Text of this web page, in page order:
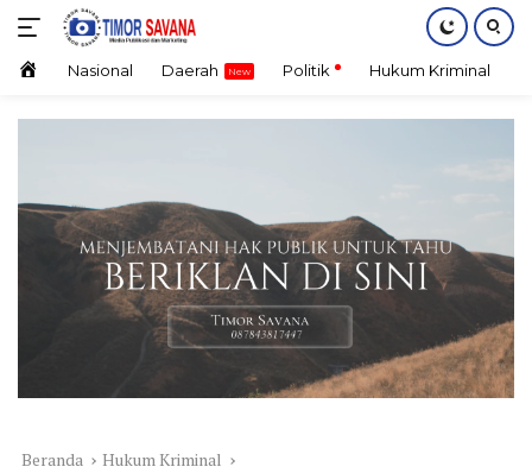
Langsung
konten HomeNasional Daerah Politik Hukum Kriminal
Beranda Hukum Kriminal